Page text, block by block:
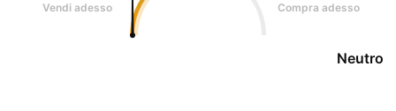
Vendi adesso Compra adesso
Neutro